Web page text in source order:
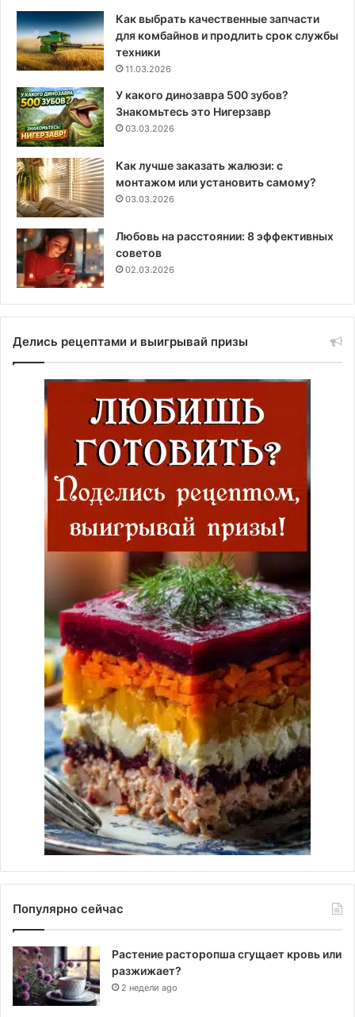
Как выбрать качественные запчасти
для комбайнов и продлить срок службы
техники
11.03.2026
У какого динозавра 500 зубов?
Знакомьтесь это Нигерзавр
03.03.2026
Как лучше заказать жалюзи: с
монтажом или установить самому?
03.03.2026
Любовь на расстоянии: 8 эффективных
советов
02.03.2026
Делись рецептами и выигрывай призы
Популярно сейчас
Растение расторопша сгущает кровь или
разжижает?
2 недели ago